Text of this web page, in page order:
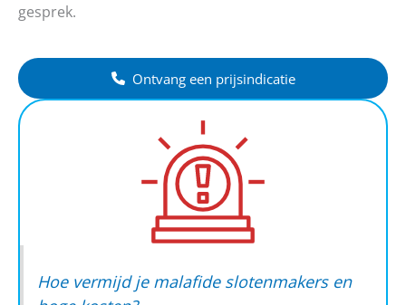
gesprek.
Ontvang een prijsindicatie
Hoe vermijd je malafide slotenmakers en